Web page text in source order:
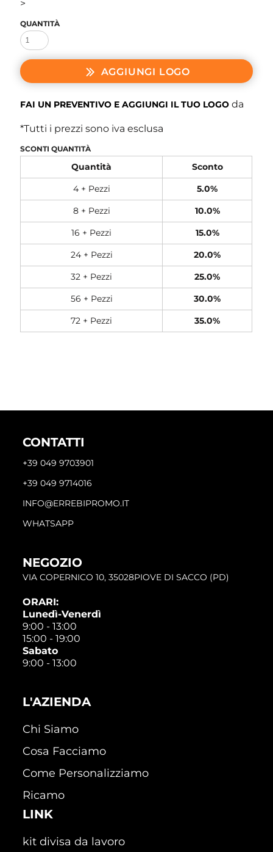
>
QUANTITÀ
AGGIUNGI LOGO
FAI UN PREVENTIVO E AGGIUNGI IL TUO LOGO da
*Tutti i prezzi sono iva esclusa
SCONTI QUANTITÀ
Quantità
Sconto
4 + Pezzi
5.0%
8 + Pezzi
10.0%
16 + Pezzi
15.0%
24 + Pezzi
20.0%
32 + Pezzi
25.0%
56 + Pezzi
30.0%
72 + Pezzi
35.0%
CONTATTI
+39 049 9703901
+39 049 9714016
INFO@ERREBIPROMO.IT
WHATSAPP
NEGOZIO
VIA COPERNICO 10, 35028PIOVE DI SACCO (PD)
ORARI:
Lunedì-Venerdì
9:00 - 13:00
15:00 - 19:00
Sabato
9:00 - 13:00
L'AZIENDA
Chi Siamo
Cosa Facciamo
Come Personalizziamo
Ricamo
LINK
kit divisa da lavoro